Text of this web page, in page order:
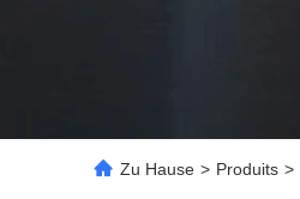
Zu Hause > Produits >